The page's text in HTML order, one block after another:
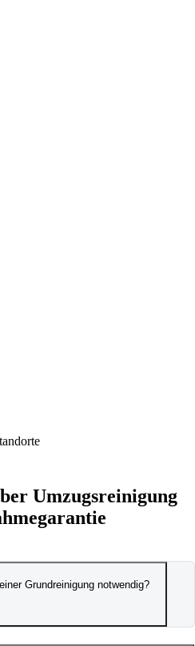
Umzugsreinigung
Grundreinigung notwendig?